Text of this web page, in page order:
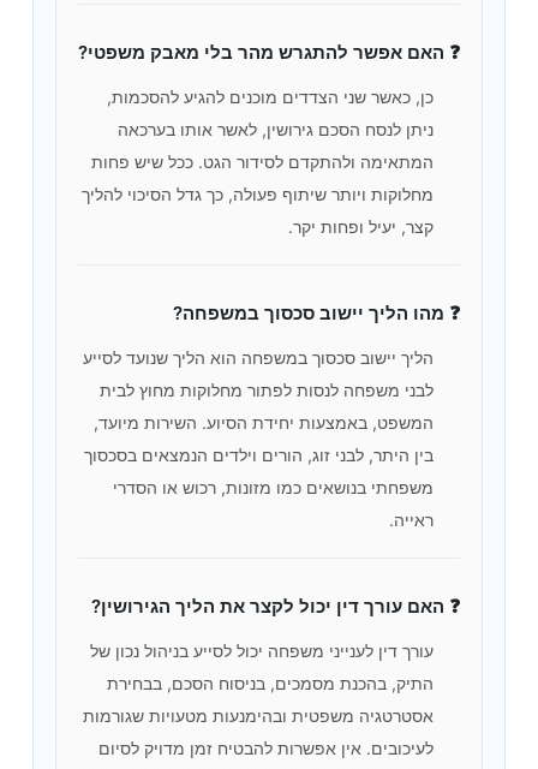
❓ האם אפשר להתגרש מהר בלי מאבק משפטי?
כן, כאשר שני הצדדים מוכנים להגיע להסכמות,
ניתן לנסח הסכם גירושין, לאשר אותו בערכאה
המתאימה ולהתקדם לסידור הגט. ככל שיש פחות
מחלוקות ויותר שיתוף פעולה, כך גדל הסיכוי להליך
קצר, יעיל ופחות יקר.
❓ מהו הליך יישוב סכסוך במשפחה?
הליך יישוב סכסוך במשפחה הוא הליך שנועד לסייע
לבני משפחה לנסות לפתור מחלוקות מחוץ לבית
המשפט, באמצעות יחידת הסיוע. השירות מיועד,
בין היתר, לבני זוג, הורים וילדים הנמצאים בסכסוך
משפחתי בנושאים כמו מזונות, רכוש או הסדרי
ראייה.
❓ האם עורך דין יכול לקצר את הליך הגירושין?
עורך דין לענייני משפחה יכול לסייע בניהול נכון של
התיק, בהכנת מסמכים, בניסוח הסכם, בבחירת
אסטרטגיה משפטית ובהימנעות מטעויות שגורמות
לעיכובים. אין אפשרות להבטיח זמן מדויק לסיום